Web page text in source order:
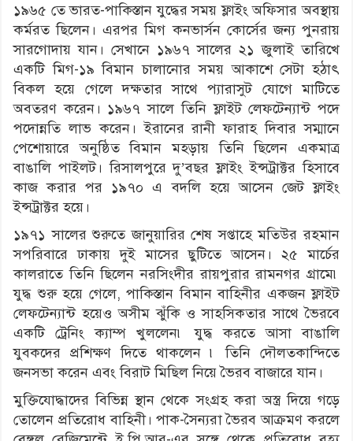
১৯৬৫ তে ভারত-পাকিস্তান যুদ্ধের সময় ফ্লাইং অফিসার অবস্থায়
কর্মরত ছিলেন। এরপর মিগ কনভার্সন কোর্সের জন্য পুনরায়
সারগোদায় যান। সেখানে ১৯৬৭ সালের ২১ জুলাই তারিখে
একটি মিগ-১৯ বিমান চালানোর সময় আকাশে সেটা হঠাৎ
বিকল হয়ে গেলে দক্ষতার সাথে প্যারাসুট যোগে মাটিতে
অবতরণ করেন। ১৯৬৭ সালে তিনি ফ্লাইট লেফটেন্যান্ট পদে
পদোন্নতি লাভ করেন। ইরানের রানী ফারাহ দিবার সম্মানে
পেশোয়ারে অনুষ্ঠিত বিমান মহড়ায় তিনি ছিলেন একমাত্র
বাঙালি পাইলট। রিসালপুরে দু’বছর ফ্লাইং ইন্সট্রাক্টর হিসাবে
কাজ করার পর ১৯৭০ এ বদলি হয়ে আসেন জেট ফ্লাইং
ইন্সট্রাক্টর হয়ে।
১৯৭১ সালের শুরুতে জানুয়ারির শেষ সপ্তাহে মতিউর রহমান
সপরিবারে ঢাকায় দুই মাসের ছুটিতে আসেন। ২৫ মার্চের
কালরাতে তিনি ছিলেন নরসিংদীর রায়পুরার রামনগর গ্রামে৷
যুদ্ধ শুরু হয়ে গেলে, পাকিস্তান বিমান বাহিনীর একজন ফ্লাইট
লেফটেন্যান্ট হয়েও অসীম ঝুঁকি ও সাহসিকতার সাথে ভৈরবে
একটি ট্রেনিং ক্যাম্প খুললেন৷ যুদ্ধ করতে আসা বাঙালি
যুবকদের প্রশিক্ষণ দিতে থাকলেন ৷ তিনি দৌলতকান্দিতে
জনসভা করেন এবং বিরাট মিছিল নিয়ে ভৈরব বাজারে যান।
মুক্তিযোদ্ধাদের বিভিন্ন স্থান থেকে সংগ্রহ করা অস্ত্র দিয়ে গড়ে
তোলেন প্রতিরোধ বাহিনী। পাক-সৈন্যরা ভৈরব আক্রমণ করলে